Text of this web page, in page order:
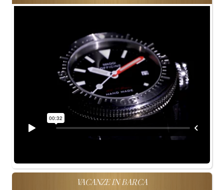
VACANZE IN BARCA